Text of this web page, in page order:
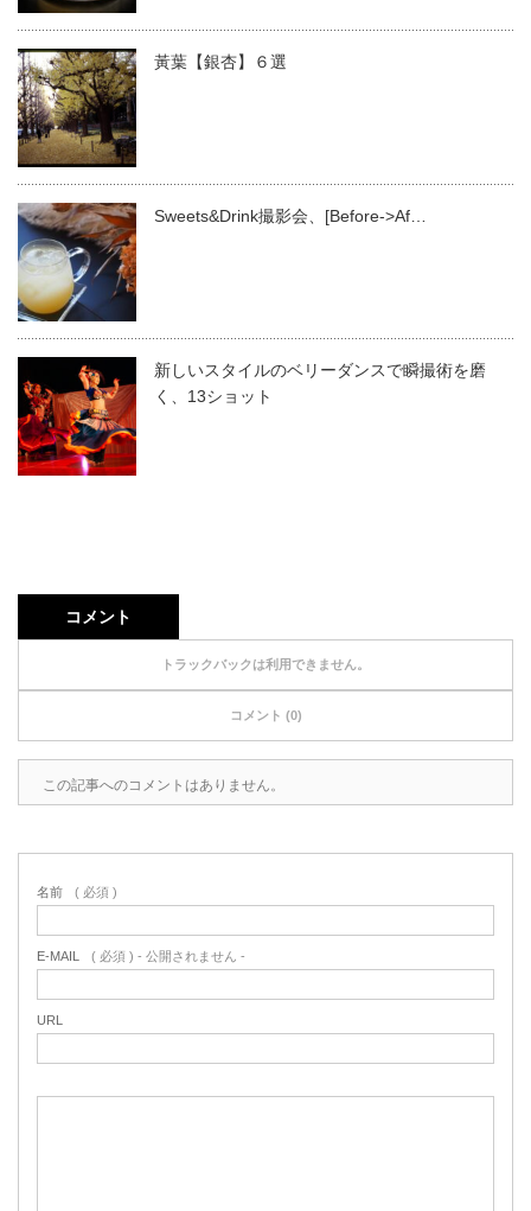
黃葉【銀杏】６選
Sweets&Drink撮影会、[Before->Af…
新しいスタイルのベリーダンスで瞬撮術を磨
く、13ショット
コメント
トラックバックは利用できません。
コメント (0)
この記事へのコメントはありません。
名前 ( 必須 )
E-MAIL ( 必須 ) - 公開されません -
URL